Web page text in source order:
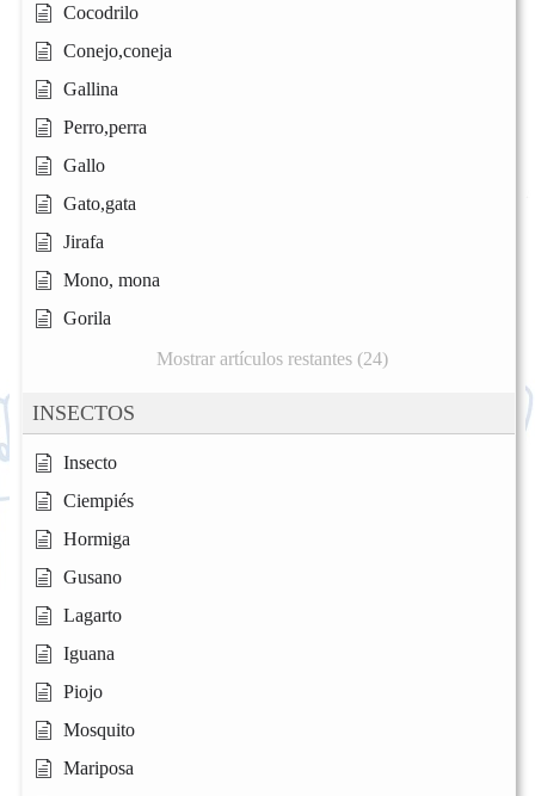
Cocodrilo
Conejo,coneja
Gallina
Perro,perra
Gallo
Gato,gata
Jirafa
Mono, mona
Gorila
Mostrar artículos restantes (24)
INSECTOS
Insecto
Ciempiés
Hormiga
Gusano
Lagarto
Iguana
Piojo
Mosquito
Mariposa